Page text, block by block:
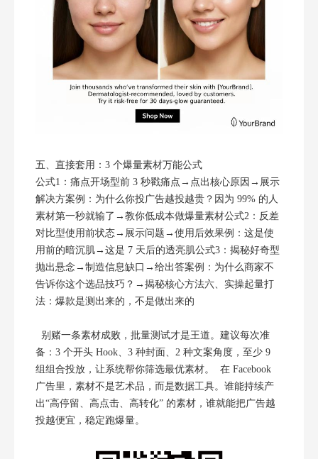
五、直接套用：3 个爆量素材万能公式
公式1：痛点开场型前 3 秒戳痛点→点出核心原因→展示
解决方案例：为什么你投广告越投越贵？因为 99% 的人
素材第一秒就输了→教你低成本做爆量素材公式2：反差
对比型使用前状态→展示问题→使用后效果例：这是使
用前的暗沉肌→这是 7 天后的透亮肌公式3：揭秘好奇型
抛出悬念→制造信息缺口→给出答案例：为什么商家不
告诉你这个选品技巧？→揭秘核心方法六、实操起量打
法：爆款是测出来的，不是做出来的
别赌一条素材成败，批量测试才是王道。建议每次准
备：3 个开头 Hook、3 种封面、2 种文案角度，至少 9
组组合投放，让系统帮你筛选最优素材。 在 Facebook
广告里，素材不是艺术品，而是数据工具。谁能持续产
出“高停留、高点击、高转化” 的素材，谁就能把广告越
投越便宜，稳定跑爆量。